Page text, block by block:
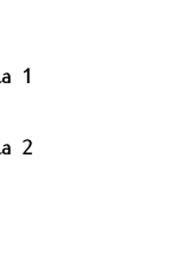
1
2